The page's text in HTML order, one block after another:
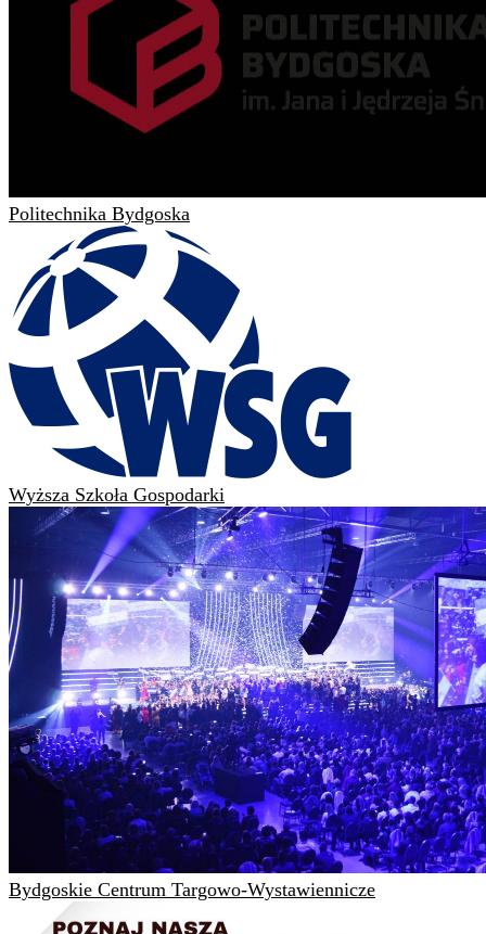
Politechnika Bydgoska
Wyższa Szkoła Gospodarki
Bydgoskie Centrum Targowo-Wystawiennicze